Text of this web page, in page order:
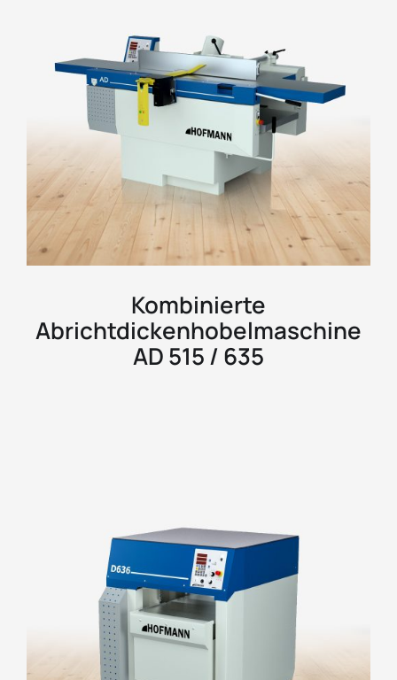
Kombinierte
Abrichtdickenhobelmaschine
AD 515 / 635